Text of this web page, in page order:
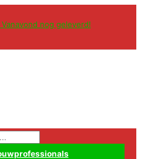
nog geleverd!